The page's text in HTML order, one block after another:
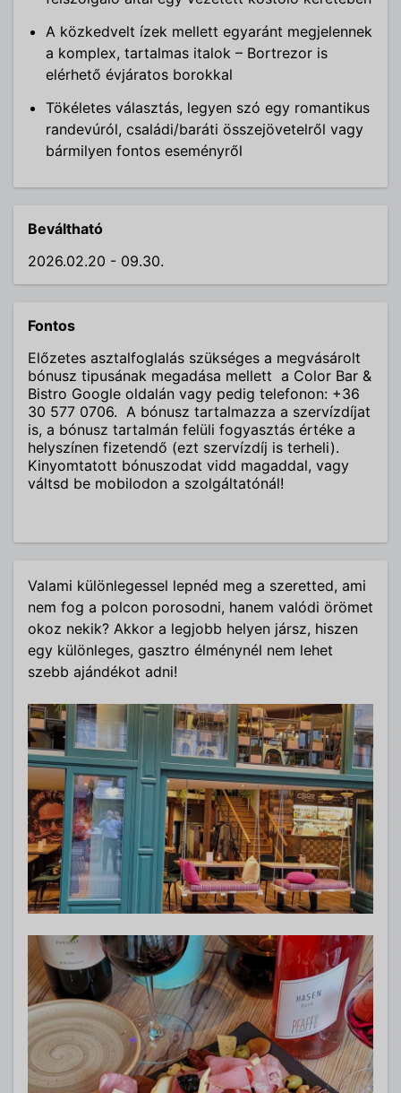
A közkedvelt ízek mellett egyaránt megjelennek
a komplex, tartalmas italok – Bortrezor is
elérhető évjáratos borokkal
Tökéletes választás, legyen szó egy romantikus
randevúról, családi/baráti összejövetelről vagy
bármilyen fontos eseményről
Beváltható
2026.02.20 - 09.30.
Fontos
Előzetes asztalfoglalás szükséges a megvásárolt
bónusz tipusának megadása mellett a Color Bar &
Bistro Google oldalán vagy pedig telefonon: +36
30 577 0706. A bónusz tartalmazza a szervízdíjat
is, a bónusz tartalmán felüli fogyasztás értéke a
helyszínen fizetendő (ezt szervízdíj is terheli).
Kinyomtatott bónuszodat vidd magaddal, vagy
váltsd be mobilodon a szolgáltatónál!
Valami különlegessel lepnéd meg a szeretted, ami
nem fog a polcon porosodni, hanem valódi örömet
okoz nekik? Akkor a legjobb helyen jársz, hiszen
egy különleges, gasztro élménynél nem lehet
szebb ajándékot adni!